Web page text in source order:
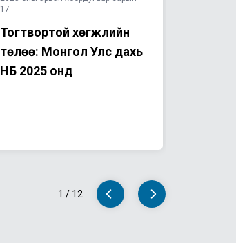
17
Тогтвортой хөгжлийн
төлөө: Монгол Улс дахь
НҮБ 2025 онд
1 / 12